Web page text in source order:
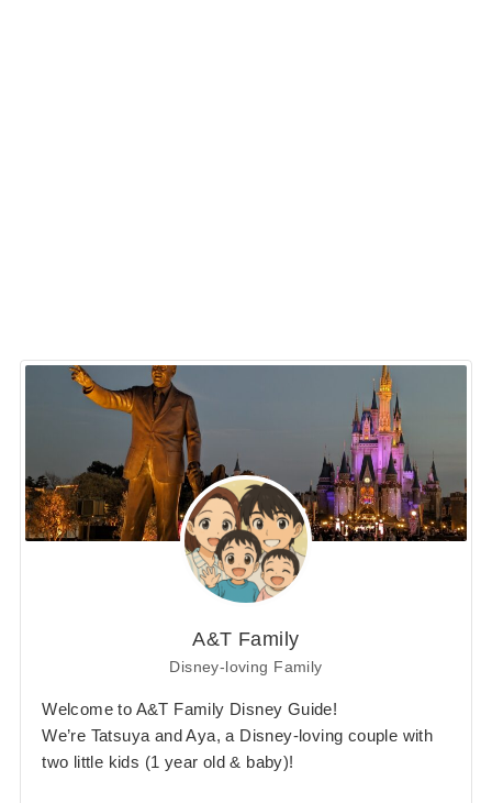
A&T Family
Disney-loving Family
Welcome to A&T Family Disney Guide!
We’re Tatsuya and Aya, a Disney-loving couple with
two little kids (1 year old & baby)!